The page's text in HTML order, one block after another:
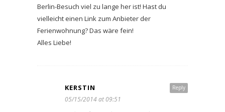
Berlin-Besuch viel zu lange her ist! Hast du
vielleicht einen Link zum Anbieter der
Ferienwohnung? Das wäre fein!
Alles Liebe!
Reply
KERSTIN
05/15/2014 at 09:51